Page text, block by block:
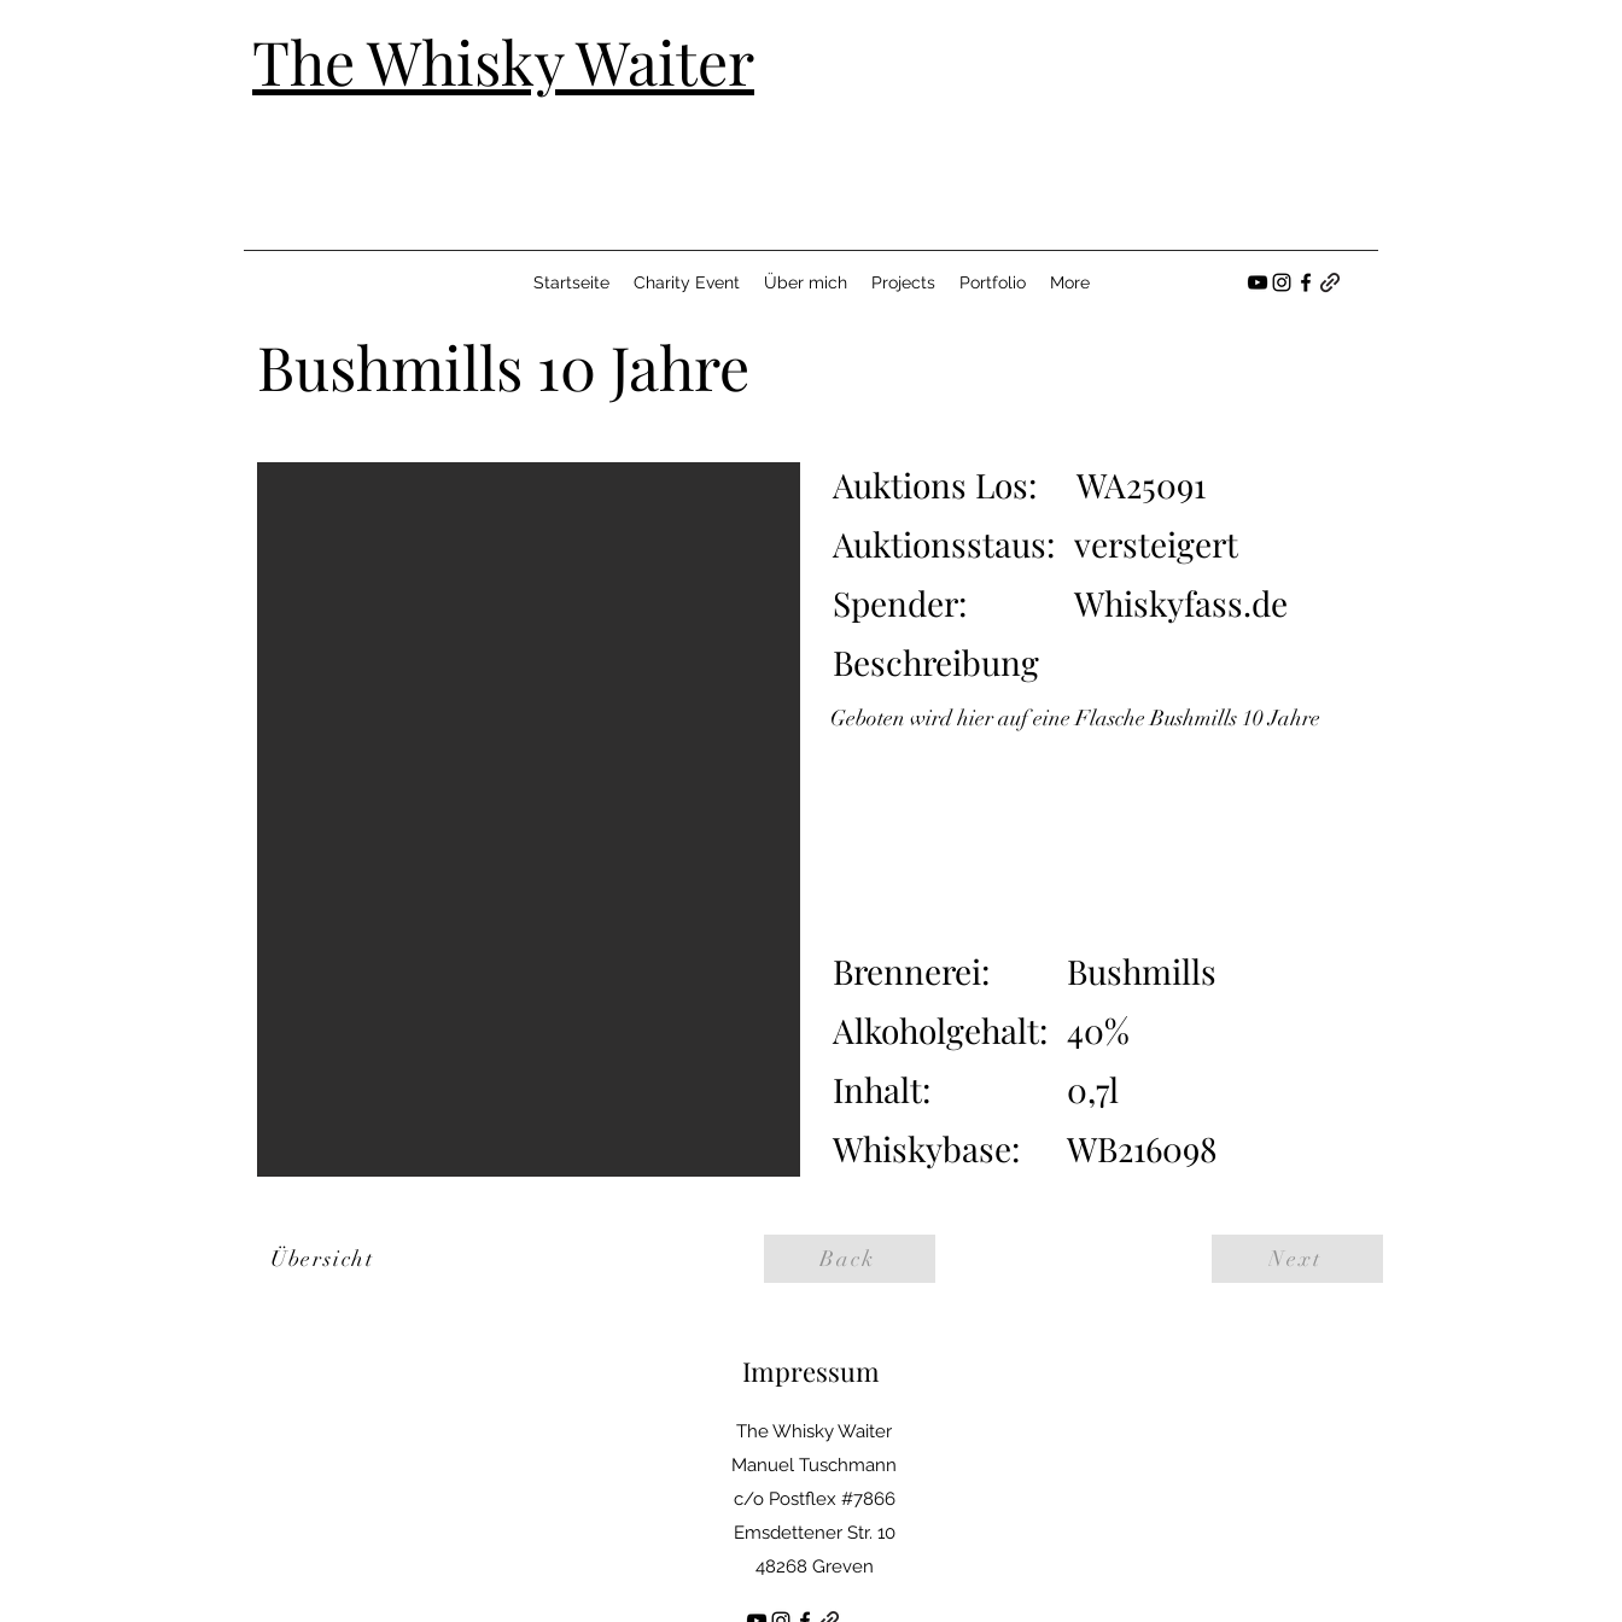
The Whisky Waiter
Startseite Charity Event Über mich Projects Portfolio More
Bushmills 10 Jahre
Auktions Los:
WA25091
Auktionsstaus: versteigert
Spender:
Whiskyfass.de
Beschreibung
Geboten wird hier auf eine Flasche Bushmills 10 Jahre
Brennerei:
Bushmills
Alkoholgehalt: 40%
Inhalt:
0,7l
Whiskybase:
WB216098
Übersicht Back Next
Impressum
The Whisky Waiter
Manuel Tuschmann
c/o Postflex #7866
Emsdettener Str. 10
48268 Greven